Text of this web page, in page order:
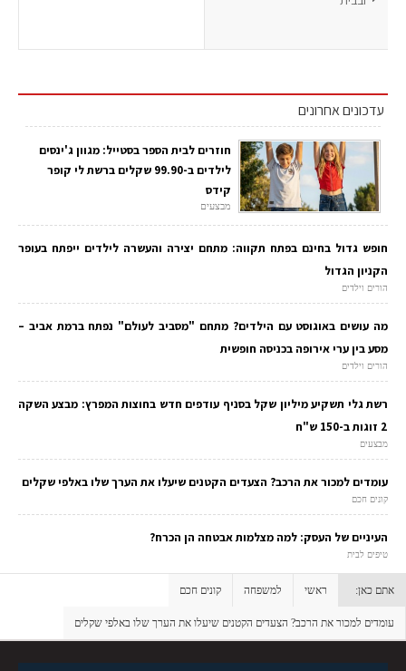
עדכונים אחרונים
חוזרים לבית הספר בסטייל: מגוון ג'ינסים
לילדים ב-99.90 שקלים ברשת לי קופר
קידס
מבצעים
חופש גדול בחינם בפתח תקווה: מתחם יצירה והעשרה לילדים ייפתח בעופר
הקניון הגדול
הורים וילדים
מה עושים באוגוסט עם הילדים? מתחם "מסביב לעולם" נפתח ברמת אביב –
מסע בין ערי אירופה בכניסה חופשית
הורים וילדים
רשת גלי תשקיע מיליון שקל בסניף עודפים חדש בחוצות המפרץ: מבצע השקה
2 זוגות ב-150 ש"ח
מבצעים
עומדים למכור את הרכב? הצעדים הקטנים שיעלו את הערך שלו באלפי שקלים
קונים חכם
העיניים של העסק: למה מצלמות אבטחה הן הכרח?
טיפים לבית
אתם כאן: ראשי למשפחה קונים חכם
עומדים למכור את הרכב? הצעדים הקטנים שיעלו את הערך שלו באלפי שקלים